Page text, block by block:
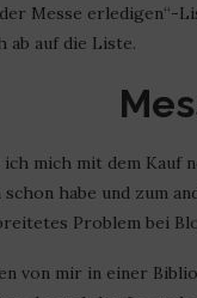
der Messe
ab auf die Liste.
ich mich mit dem Kauf
schon habe und zum
Problem bei
von mir in einer